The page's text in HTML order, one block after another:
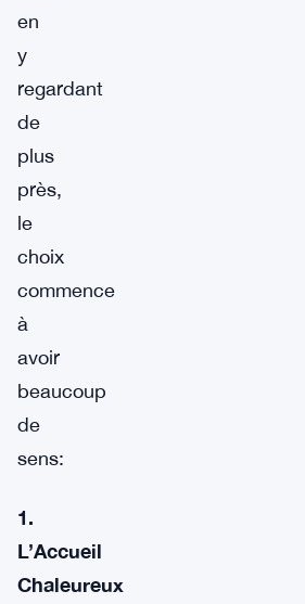
en
y
regardant
de
plus
près,
le
choix
commence
à
avoir
beaucoup
de
sens:
1.
L’Accueil
Chaleureux